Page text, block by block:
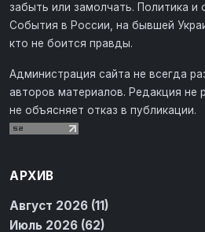
забыть или замолчать. Политика
События в России, на бывшей
кто не боится правды.
Администрация сайта не всегда
авторов материалов. Редакция не
не объясняет отказ в публикации.
АРХИВ
Август 2026 (11)
Июль 2026 (62)